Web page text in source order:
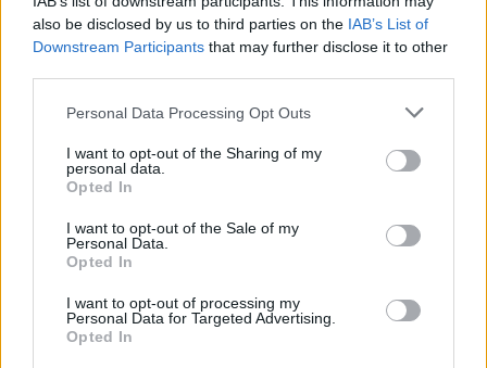
also be disclosed by us to third parties on the IAB’s List of
Downstream Participants that may further disclose it to other
Please note that this website/app uses one or more Google
not limited to your visit or usage behaviour. You may click to
grant or deny consent to Google and its third-party tags to
use your data for below specified purposes in below Google
consent section.
Personal Data Processing Opt Outs
I want to opt-out of the Sharing of my
personal data.
Opted In
I want to opt-out of the Sale of my
Personal Data.
Opted In
I want to opt-out of processing my
Personal Data for Targeted Advertising.
Opted In
ΕΠΙΣΚΕΨΗ ΕΡΝΤΟΓΑΝ ΣΤΗΝ ΑΘΗΝΑ
Τομενούόπως είπαμε ήταν αναμενόμενα
πολυτελές και περιελάμβανε γαρίδες
ή, χόρτα και σελινόριζα και
σφυρίδα γαρνιρισμένο με λαχανικά ατμού.Το
βασικό μενού συνοδευόταν από φρούτα εποχής
και καφέ
Το δείπνο διεξήχθη υπό το
άκουσμα διεθνών
επιτυχιών Ελλήνων συνθετών
«Μαργαρίτα Μαργαρώ» του Μίκη Θεοδωράκη,
«Πάρε τη θλίψη μου μακριά», τουΜάνου
Χατζηδάκη, «Ξημερώνει» επίσης του Μάνου